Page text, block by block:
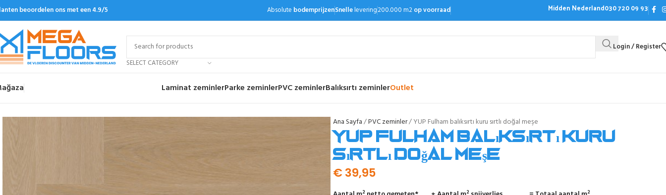
beoordelen ons met een 4.9/5 Absolute bodemprijzenSnellelevering200.000 m2op voorraad Midden Nederland030 720 09 93
SELECT CATEGORY
Login / Register
Laminat zeminlerParke zeminlerPVC zeminlerBalıksırtı zeminlerOutlet
Ana Sayfa PVC zeminler YUP Fulham balıksırtı kuru sırtlı doğal meşe
YUP Fulham balıksırtı kuru
sırtlı doğal meşe
€39,95